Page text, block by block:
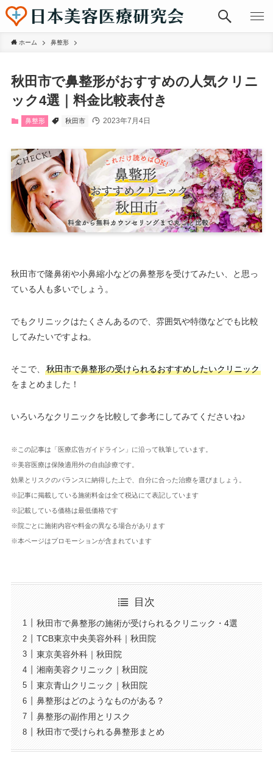
ホーム 鼻整形
秋田市で鼻整形がおすすめの人気クリニ
ック4選｜料金比較表付き
鼻整形 秋田市 2023年7月4日
秋田市で隆鼻術や小鼻縮小などの鼻整形を受けてみたい、と思っ
ている人も多いでしょう。
でもクリニックはたくさんあるので、雰囲気や特徴などでも比較
してみたいですよね。
そこで、
秋田市で鼻整形の受けられるおすすめしたいクリニック
をまとめました！
いろいろなクリニックを比較して参考にしてみてくださいね♪
※この記事は「医療広告ガイドライン」に沿って執筆しています。
※美容医療は保険適用外の自由診療です。
効果とリスクのバランスに納得した上で、自分に合った治療を選びましょう。
※記事に掲載している施術料金は全て税込にて表記しています
※記載している価格は最低価格です
※院ごとに施術内容や料金の異なる場合があります
※本ページはプロモーションが含まれています
目次
秋田市で鼻整形の施術が受けられるクリニック・4選
TCB東京中央美容外科｜秋田院
東京美容外科｜秋田院
湘南美容クリニック｜秋田院
東京青山クリニック｜秋田院
鼻整形はどのようなものがある？
鼻整形の副作用とリスク
秋田市で受けられる鼻整形まとめ